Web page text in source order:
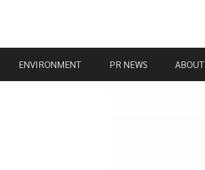
ENVIRONMENT PR NEWS ABOUT